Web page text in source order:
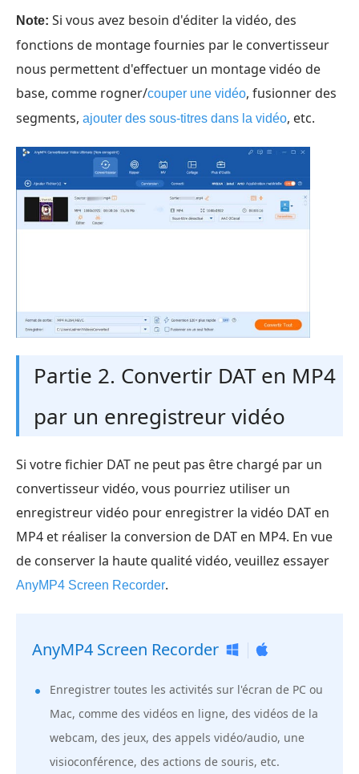
Note: Si vous avez besoin d'éditer la vidéo, des
fonctions de montage fournies par le convertisseur
nous permettent d'effectuer un montage vidéo de
base, comme rogner/couper une vidéo, fusionner des
segments, ajouter des sous-titres dans la vidéo, etc.
Partie 2. Convertir DAT en MP4
par un enregistreur vidéo
Si votre fichier DAT ne peut pas être chargé par un
convertisseur vidéo, vous pourriez utiliser un
enregistreur vidéo pour enregistrer la vidéo DAT en
MP4 et réaliser la conversion de DAT en MP4. En vue
de conserver la haute qualité vidéo, veuillez essayer
AnyMP4 Screen Recorder.
AnyMP4 Screen Recorder
Enregistrer toutes les activités sur l'écran de PC ou
Mac, comme des vidéos en ligne, des vidéos de la
webcam, des jeux, des appels vidéo/audio, une
visioconférence, des actions de souris, etc.